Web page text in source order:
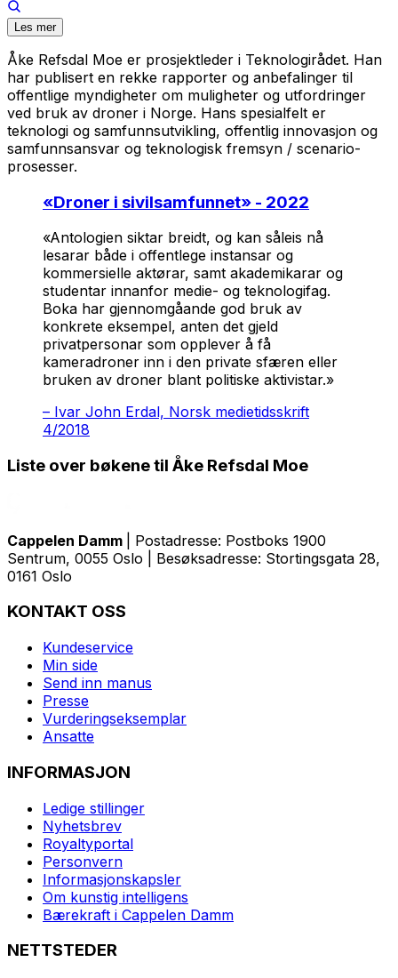
Les mer
Åke Refsdal Moe er prosjektleder i Teknologirådet. Han
har publisert en rekke rapporter og anbefalinger til
offentlige myndigheter om muligheter og utfordringer
ved bruk av droner i Norge. Hans spesialfelt er
teknologi og samfunnsutvikling, offentlig innovasjon og
samfunnsansvar og teknologisk fremsyn / scenario-
prosesser.
«Droner i sivilsamfunnet» - 2022
«Antologien siktar breidt, og kan såleis nå
lesarar både i offentlege instansar og
kommersielle aktørar, samt akademikarar og
studentar innanfor medie- og teknologifag.
Boka har gjennomgåande god bruk av
konkrete eksempel, anten det gjeld
privatpersonar som opplever å få
kameradroner inn i den private sfæren eller
bruken av droner blant politiske aktivistar.»
– Ivar John Erdal, Norsk medietidsskrift
4/2018
Liste over bøkene til Åke Refsdal Moe
Cappelen Damm
| Postadresse: Postboks 1900
Sentrum, 0055 Oslo | Besøksadresse: Stortingsgata 28,
0161 Oslo
KONTAKT OSS
Kundeservice
Min side
Send inn manus
Presse
Vurderingseksemplar
Ansatte
INFORMASJON
Ledige stillinger
Nyhetsbrev
Royaltyportal
Personvern
Informasjonskapsler
Om kunstig intelligens
Bærekraft i Cappelen Damm
NETTSTEDER